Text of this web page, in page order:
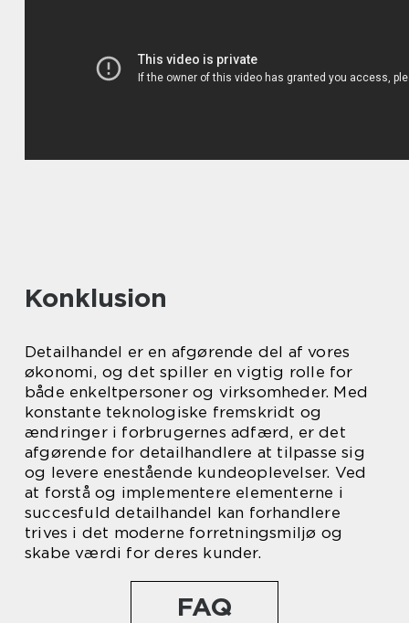
Konklusion
Detailhandel er en afgørende del af vores
økonomi, og det spiller en vigtig rolle for
både enkeltpersoner og virksomheder. Med
konstante teknologiske fremskridt og
ændringer i forbrugernes adfærd, er det
afgørende for detailhandlere at tilpasse sig
og levere enestående kundeoplevelser. Ved
at forstå og implementere elementerne i
succesfuld detailhandel kan forhandlere
trives i det moderne forretningsmiljø og
skabe værdi for deres kunder.
FAQ